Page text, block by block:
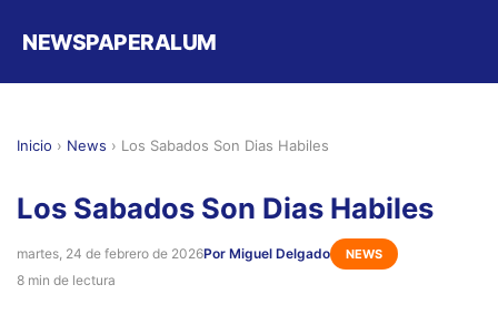
NEWSPAPERALUM
Inicio › News › Los Sabados Son Dias Habiles
Los Sabados Son Dias Habiles
martes, 24 de febrero de 2026Por Miguel Delgado NEWS
8 min de lectura